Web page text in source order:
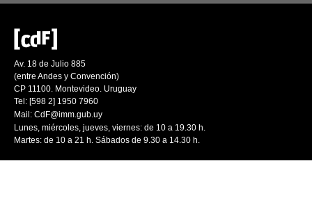
Av. 18 de Julio 885
(entre Andes y Convención)
CP 11100. Montevideo. Uruguay
Tel: [598 2] 1950 7960
Mail: CdF@imm.gub.uy
Lunes, miércoles, jueves, viernes: de 10 a 19.30 h.
Martes: de 10 a 21 h. Sábados de 9.30 a 14.30 h.